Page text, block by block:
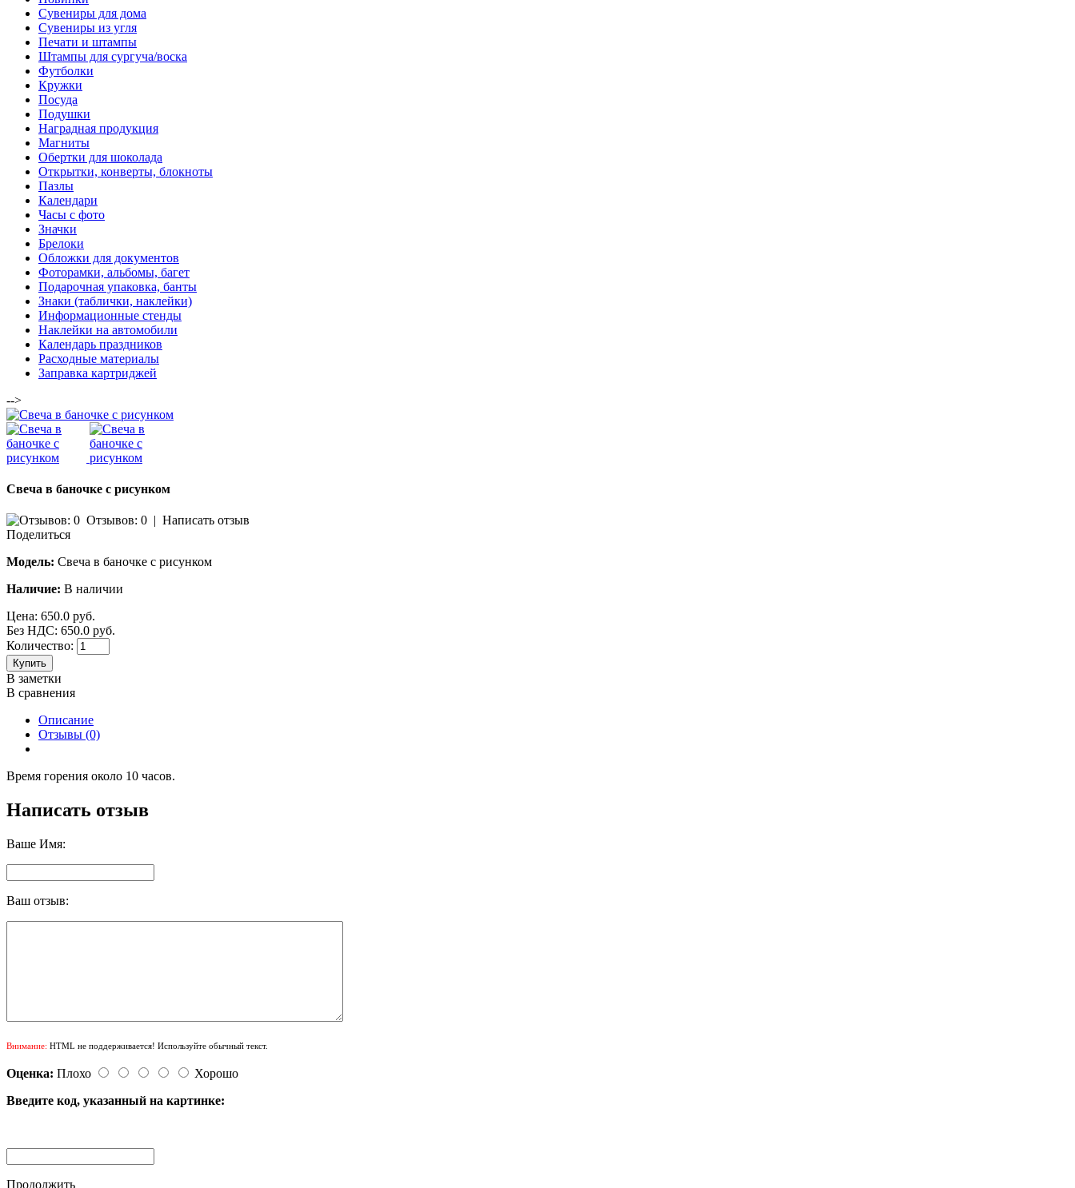
Сувениры для дома
Сувениры из угля
Печати и штампы
Штампы для сургуча/воска
Футболки
Кружки
Посуда
Подушки
Наградная продукция
Магниты
Обертки для шоколада
Открытки, конверты, блокноты
Пазлы
Календари
Часы с фото
Значки
Брелоки
Обложки для документов
Фоторамки, альбомы, багет
Подарочная упаковка, банты
Знаки (таблички, наклейки)
Информационные стенды
Наклейки на автомобили
Календарь праздников
Расходные материалы
Заправка картриджей
-->
Свеча в баночке с рисунком
Отзывов: 0 | Написать отзыв
Поделиться
Модель: Свеча в баночке с рисунком
Наличие: В наличии
Цена: 650.0 руб.
Без НДС: 650.0 руб.
Количество:
Купить
В заметки
В сравнения
Описание
Отзывы (0)
Время горения около 10 часов.
Написать отзыв
Ваше Имя:
Ваш отзыв:
Внимание: HTML не поддерживается! Используйте обычный текст.
Оценка: Плохо
Хорошо
Введите код, указанный на картинке:
Продолжить